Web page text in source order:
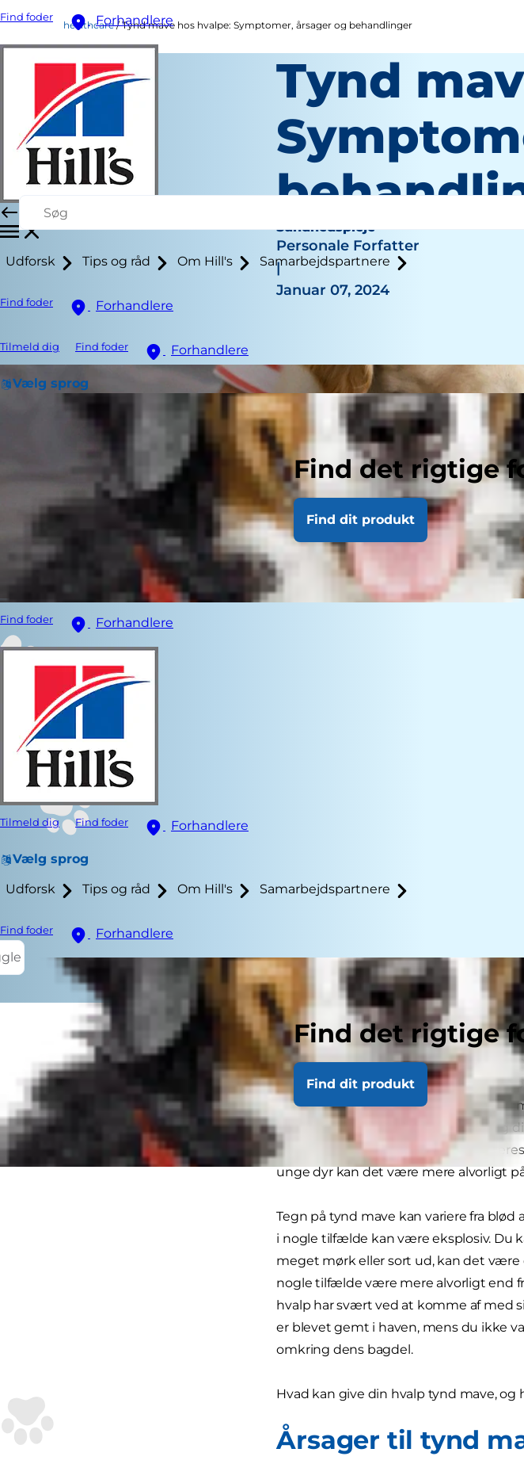
Find foder Forhandlere
Udforsk Tips og råd Om Hill's Samarbejdspartnere
Find foder Forhandlere
Tilmeld dig Find foder Forhandlere
Vælg sprog
Find det rigtige
Find dit produkt
Find foder Forhandlere
Tilmeld dig Find foder Forhandlere
Vælg sprog
Udforsk Tips og råd Om Hill's Samarbejdspartnere
Find foder
Forhandlere
Find det rigtige
Find dit produkt
healthcare Tynd mave hos hvalpe: Symptomer, årsager og behandlinger
Tynd
Sundhedspleje
Personale Forfatter
|
Januar 07, 2024
At få en hvalp er en dejlig tid for alle
omkring sig. På den anden side, fordi
bekymrende, hvis de bliver syge.
og det er ubehageligt for både dig og
mave på et eller andet tidspunkt i
unge dyr kan det være mere alvorligt
Tegn på tynd mave kan variere fra
i nogle tilfælde kan være eksplosiv. Du
meget mørk eller sort ud, kan det være
nogle tilfælde være mere alvorligt end
hvalp har svært ved at komme af med
er blevet gemt i haven, mens du ikke
omkring dens bagdel.
Hvad kan give din hvalp tynd mave,
Årsager til tynd